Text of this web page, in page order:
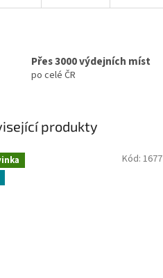
Přes 3000 výdejních míst
po celé ČR
produkty
Kód: 1677